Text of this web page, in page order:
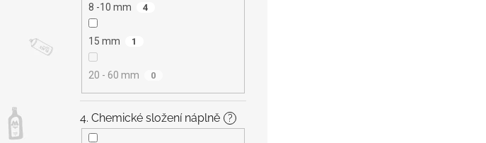
8 -10 mm 4
15 mm 1
20 - 60 mm 0
4. Chemické složení náplně ?